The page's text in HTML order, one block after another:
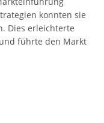
konnten sie
Dies erleichterte
führte den Markt